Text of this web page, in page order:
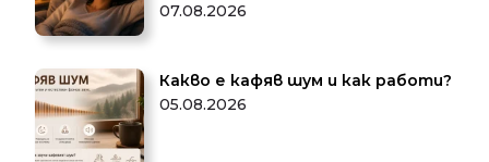
07.08.2026
Какво е кафяв шум и как работи?
05.08.2026